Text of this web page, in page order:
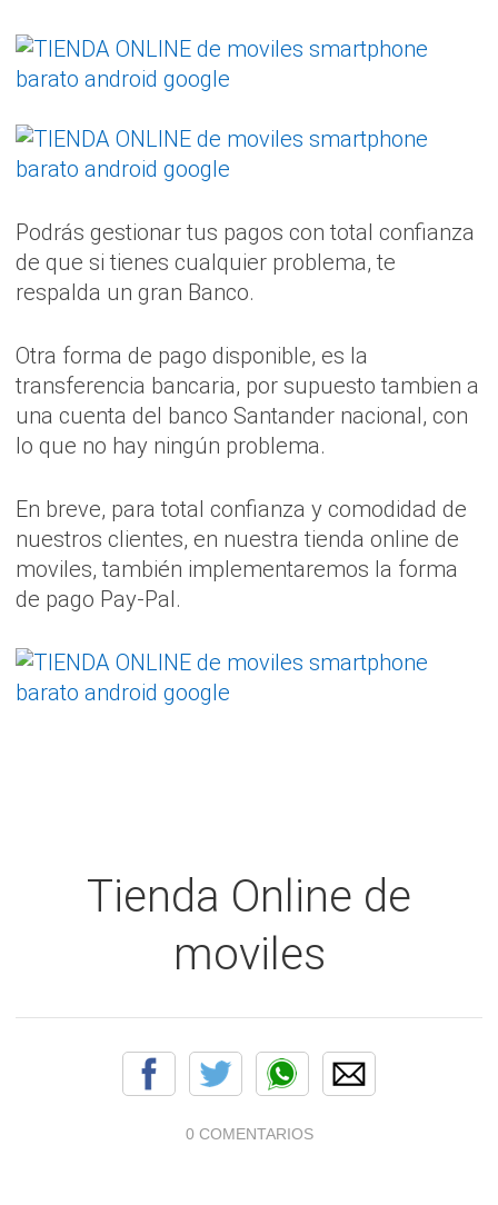
Podrás gestionar tus pagos con total confianza
de que si tienes cualquier problema, te
respalda un gran Banco.
Otra forma de pago disponible, es la
transferencia bancaria, por supuesto tambien a
una cuenta del banco Santander nacional, con
lo que no hay ningún problema.
En breve, para total confianza y comodidad de
nuestros clientes, en nuestra tienda online de
moviles, también implementaremos la forma
de pago Pay-Pal.
Tienda Online de
moviles
0 COMENTARIOS